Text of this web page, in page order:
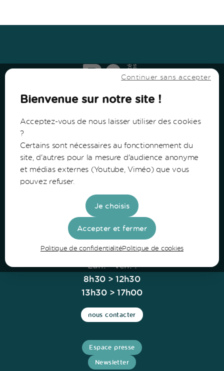
Communauté de Communes du Bazadais
Lieu-Dit Coucut
33430 Bazas
Tel: 05 56 25 28 81
Horaires
Lun. - Ven. :
8h30 > 12h30
13h30 > 17h00
nous contacter
Espace presse
Newsletter
Continuer sans accepter
Bienvenue sur notre site !
Acceptez-vous de nous laisser utiliser des cookies
?
Certains sont nécessaires au fonctionnement du
site, d'autres pour la mesure d'audience anonyme
et médias externes (Youtube, Viméo) que vous
pouvez refuser.
Je choisis
Accepter et fermer
Politique de confidentialitéPolitique de cookies